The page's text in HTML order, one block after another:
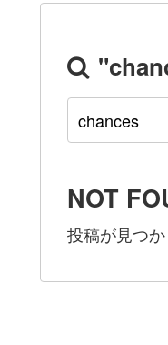
NOT
投稿が見つか